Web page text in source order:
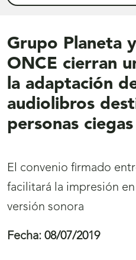
Grupo Planeta
ONCE cierran
la adaptación
audiolibros
personas ciegas
El convenio firmado
facilitará la impresión
versión sonora
Fecha: 08/07/2019